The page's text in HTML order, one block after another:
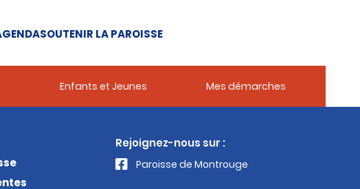
SOUTENIR LA PAROISSE
Enfants et Jeunes Mes démarches
Rejoignez-nous sur :
Paroisse de Montrouge